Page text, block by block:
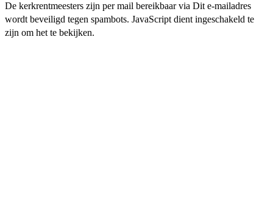
De kerkrentmeesters zijn per mail bereikbaar via Dit e-mailadres
wordt beveiligd tegen spambots. JavaScript dient ingeschakeld te
zijn om het te bekijken.